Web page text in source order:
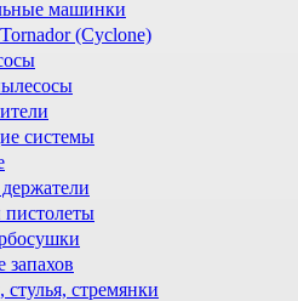
машинки
(Cyclone)
системы
запахов
стулья, стремянки